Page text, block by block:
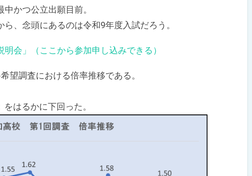
かつ公立出願目前。
、念頭にあるのは令和9年度入試だろう。
明会」（ここから参加申し込みできる）
望調査における倍率推移である。
はるかに下回った。